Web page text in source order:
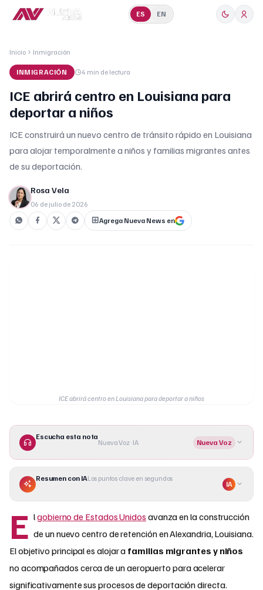
ES EN
Inicio Inmigración
INMIGRACIÓN 4 min de lectura
ICE abrirá centro en Louisiana para
deportar a niños
ICE construirá un nuevo centro de tránsito rápido en Louisiana
para alojar temporalmente a niños y familias migrantes antes
de su deportación.
Rosa Vela
06 de julio de 2026
Agrega Nueva News en
ICE abrirá centro en Louisiana para deportar a niños
Escucha esta nota
Nueva Voz · IA Nueva Voz
Resumen con IALos puntos clave en segundos
IA
E lgobierno de Estados Unidos avanza en la construcción
de un nuevo centro de retención en Alexandria, Louisiana.
El objetivo principal es alojar a familias migrantes y niños
no acompañados cerca de un aeropuerto para acelerar
significativamente sus procesos de deportación directa.